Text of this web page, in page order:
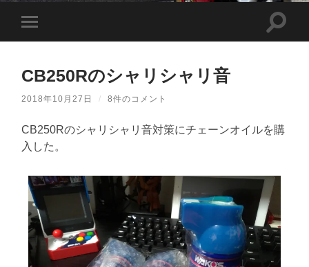
ノ
ー
ル
|
や
ら
適
に
書
く
ブ
ロ
グ
バ
メ
ュ
切
り
替
る
検
り
替
CB250Rのシャリシャリ音
2018年10月27日 / 8件のコメント
CB250Rのシャリシャリ音対策にチェーンオイルを購
入した。